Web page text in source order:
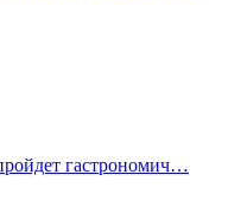
гастрономич…